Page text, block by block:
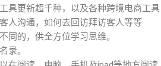
具更新超千种，以及各种跨境电商工具
人沟通，如何去回访拜访客人等等
同的，供全方位学习思维。
录。